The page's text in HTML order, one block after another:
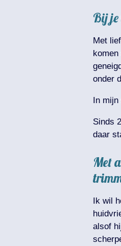
Bij je
Met
onder
In mijn
Sinds
daar
Met
Ik wil
alsof